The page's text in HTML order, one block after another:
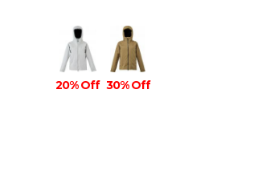
20% Off 30% Off